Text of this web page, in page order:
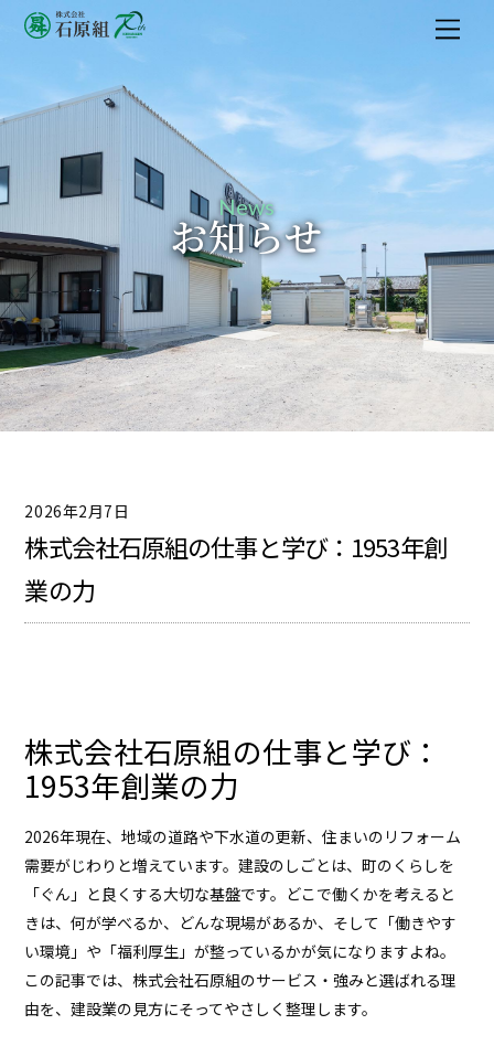
M
News
お知らせ
2026年2月7日
株式会社石原組の仕事と学び：1953年創
業の力
株式会社石原組の仕事と学び：
1953年創業の力
2026年現在、地域の道路や下水道の更新、住まいのリフォーム
需要がじわりと増えています。建設のしごとは、町のくらしを
「ぐん」と良くする大切な基盤です。どこで働くかを考えると
きは、何が学べるか、どんな現場があるか、そして「働きやす
い環境」や「福利厚生」が整っているかが気になりますよね。
この記事では、株式会社石原組のサービス・強みと選ばれる理
由を、建設業の見方にそってやさしく整理します。